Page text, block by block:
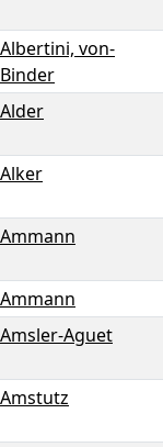
Albertini, von-
Binder
Alder
Alker
Ammann
Ammann
Amsler-Aguet
Amstutz